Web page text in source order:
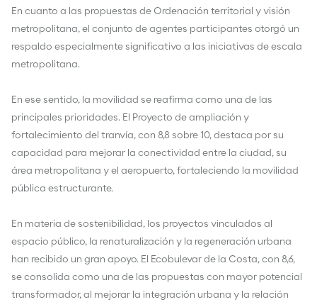
En cuanto a las propuestas de Ordenación territorial y visión
metropolitana, el conjunto de agentes participantes otorgó un
respaldo especialmente significativo a las iniciativas de escala
metropolitana.
En ese sentido, la movilidad se reafirma como una de las
principales prioridades. El Proyecto de ampliación y
fortalecimiento del tranvía, con 8,8 sobre 10, destaca por su
capacidad para mejorar la conectividad entre la ciudad, su
área metropolitana y el aeropuerto, fortaleciendo la movilidad
pública estructurante.
En materia de sostenibilidad, los proyectos vinculados al
espacio público, la renaturalización y la regeneración urbana
han recibido un gran apoyo. El Ecobulevar de la Costa, con 8,6,
se consolida como una de las propuestas con mayor potencial
transformador, al mejorar la integración urbana y la relación